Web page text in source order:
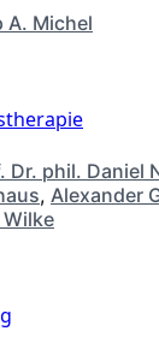
A. Michel
Dr. phil. Daniel
, Alexander